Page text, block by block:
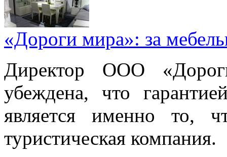
«Дороги мира»: за
Директор ООО
убеждена, что
является именно то,
туристическая компания.